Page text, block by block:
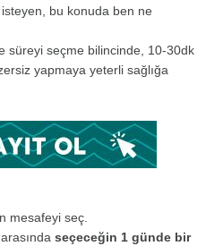
bu konuda ben ne
süreyi seçme bilincinde, 10-30dk
yapmaya yeterli sağlığa
mesafeyi seç.
seçeceğin 1 günde bir